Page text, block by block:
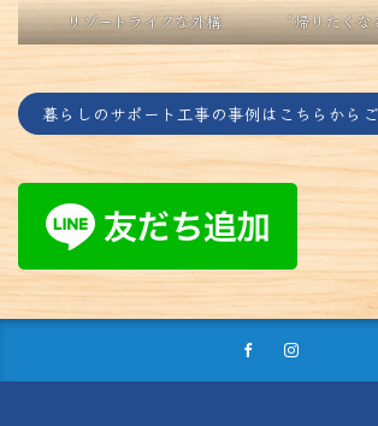
リゾートライクな外構 “帰りたく
暮らしのサポート工事の事例はこちらからご